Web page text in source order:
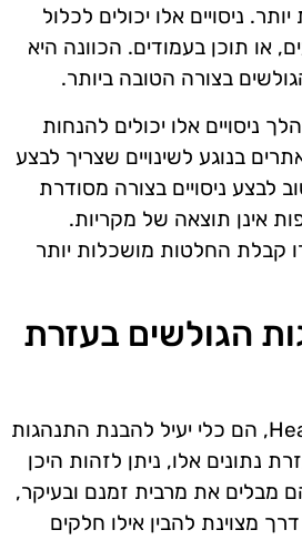
ניסויים אלו יכולים לכלול
או תוכן בעמודים. הכוונה היא
בצורה הטובה ביותר.
ניסויים אלו יכולים להנחות
בנוגע לשינויים שצריך לבצע
לבצע ניסויים בצורה מסודרת
אינן תוצאה של מקריות.
קבלת החלטות מושכלות יותר
הגולשים בעזרת
חום מפות, או Heatmaps, הם כלי יעיל להבנת התנהגות
נתונים אלו, ניתן לזהות היכן
מבלים את מרבית זמנם ובעיקר,
מצוינת להבין אילו חלקים